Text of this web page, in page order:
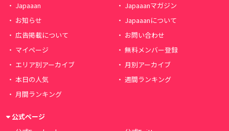
Japaaan
Japaaanマガジン
お知らせ
Japaaanについて
広告掲載について
お問い合わせ
マイページ
無料メンバー登録
エリア別アーカイブ
月別アーカイブ
本日の人気
週間ランキング
月間ランキング
公式ページ